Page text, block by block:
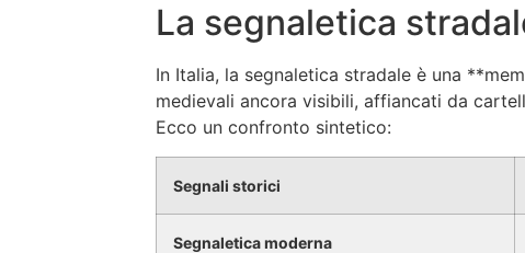
La segnaletica
In Italia, la segnaletica stradale è una
medievali ancora visibili, affiancati da
Ecco un confronto sintetico:
Segnali storici
Segnaletica moderna